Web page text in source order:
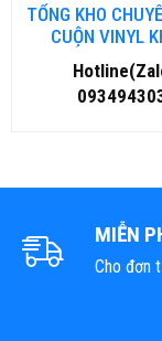
TỔNG KHO
CUỘN VINYL
KHUẨN TẠI NHA
MIỄN
Cho đơn